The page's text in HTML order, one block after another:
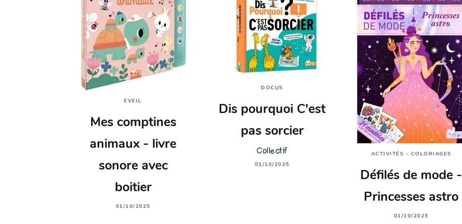
EVEIL
Mes comptines
animaux - livre
sonore avec
boitier
01/10/2025
DOCUS
Dis pourquoi C'est
pas sorcier
Collectif
01/10/2025
ACTIVITÉS - COLORIAGES
Défilés de mode -
Princesses astro
01/10/2025